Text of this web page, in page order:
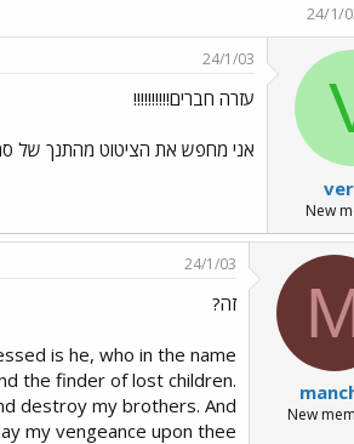
24/1/
New
24/1/03
עזרה חברים!!!!!!!!!!
אני מחפש את הציטוט מהתנך של
New
24/1/03
זה?
is he, who in the name
the finder of lost children.
destroy my brothers. And
my vengeance upon thee.